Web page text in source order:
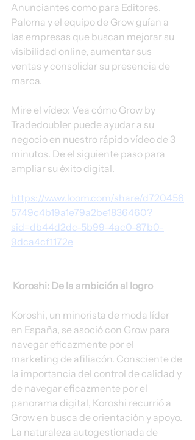
Anunciantes como para Editores.
Paloma y el equipo de Grow guían a
las empresas que buscan mejorar su
visibilidad online, aumentar sus
ventas y consolidar su presencia de
marca.
Mire el vídeo: Vea cómo Grow by
Tradedoubler puede ayudar a su
negocio en nuestro rápido vídeo de 3
minutos. De el siguiente paso para
ampliar su éxito digital.
https://www.loom.com/share/d720456
5749c4b19a1e79a2be1836460?
sid=db44d2dc-5b99-4ac0-87b0-
9dca4cf1172e
Koroshi: De la ambición al logro
Koroshi, un minorista de moda líder
en España, se asoció con Grow para
navegar eficazmente por el
marketing de afiliacón. Consciente de
la importancia del control de calidad y
de navegar eficazmente por el
panorama digital, Koroshi recurrió a
Grow en busca de orientación y apoyo.
La naturaleza autogestionada de